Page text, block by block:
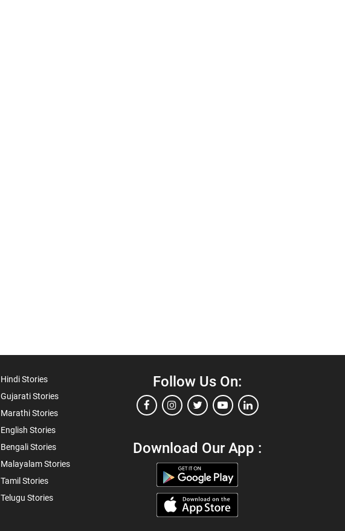
Hindi Stories
Gujarati Stories
Marathi Stories
English Stories
Bengali Stories
Malayalam Stories
Tamil Stories
Telugu Stories
Follow Us On:
Download Our App :